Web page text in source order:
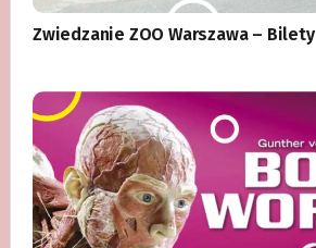
Zwiedzanie ZOO Warszawa – Bilety